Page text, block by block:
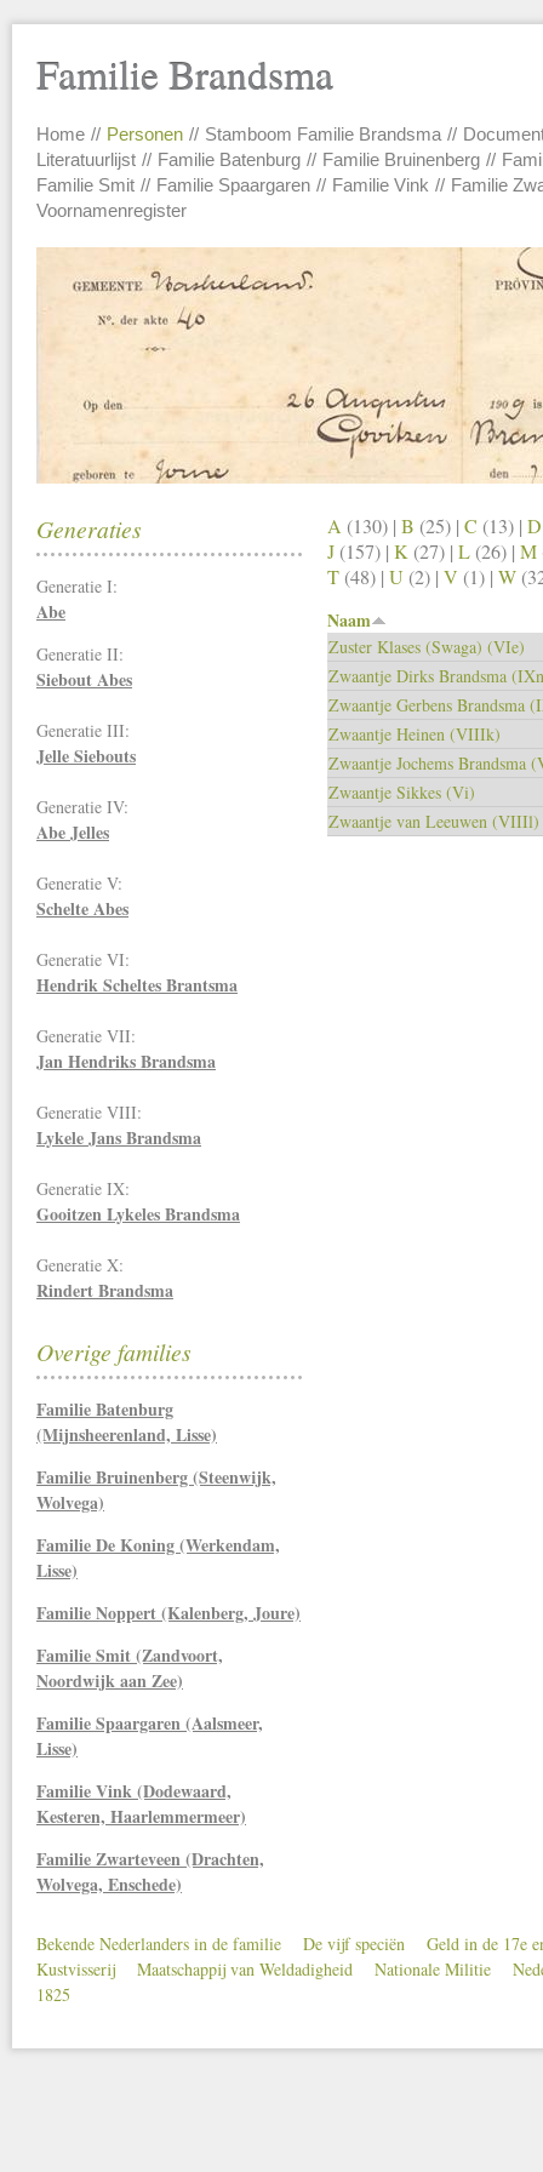
Familie Brandsma
Main menu
Home Personen Stamboom Familie Brandsma
Literatuurlijst
Familie Batenburg Familie Bruinenberg
Familie Smit
Familie Spaargaren Familie Vink
Familie
Voornamenregister
A (130) | B (25) | C (13) | D
J (157) | K (27) | L (26) | M
T (48) | U (2) | V (1) | W
Naam
Zuster Klases (Swaga) (VIe)
Zwaantje Dirks Brandsma
Zwaantje Gerbens Brandsma
Zwaantje Heinen (VIIIk)
Zwaantje Jochems Brandsma
Zwaantje Sikkes (Vi)
Zwaantje van Leeuwen (VIIIl)
Generaties
Generatie I:
Abe
Generatie II:
Siebout Abes
Generatie III:
Jelle Siebouts
Generatie IV:
Abe Jelles
Generatie V:
Schelte Abes
Generatie VI:
Hendrik Scheltes Brantsma
Generatie VII:
Jan HendriksBrandsma
Generatie VIII:
Lykele Jans Brandsma
Generatie IX:
Gooitzen Lykeles Brandsma
Generatie X:
Rindert Brandsma
Overige families
Familie Batenburg
(Mijnsheerenland, Lisse)
Familie Bruinenberg (Steenwijk,
Wolvega)
Familie De Koning (Werkendam,
Lisse)
Familie Noppert (Kalenberg, Joure)
Familie Smit (Zandvoort,
Noordwijk aan Zee)
Familie Spaargaren (Aalsmeer,
Lisse)
Familie Vink (Dodewaard,
Kesteren, Haarlemmermeer)
Familie Zwarteveen (Drachten,
Wolvega, Enschede)
Secondary menu
Bekende Nederlanders in de familie De vijf speciën
Geld in de 17e
Kustvisserij
Maatschappij van Weldadigheid Nationale Militie
1825